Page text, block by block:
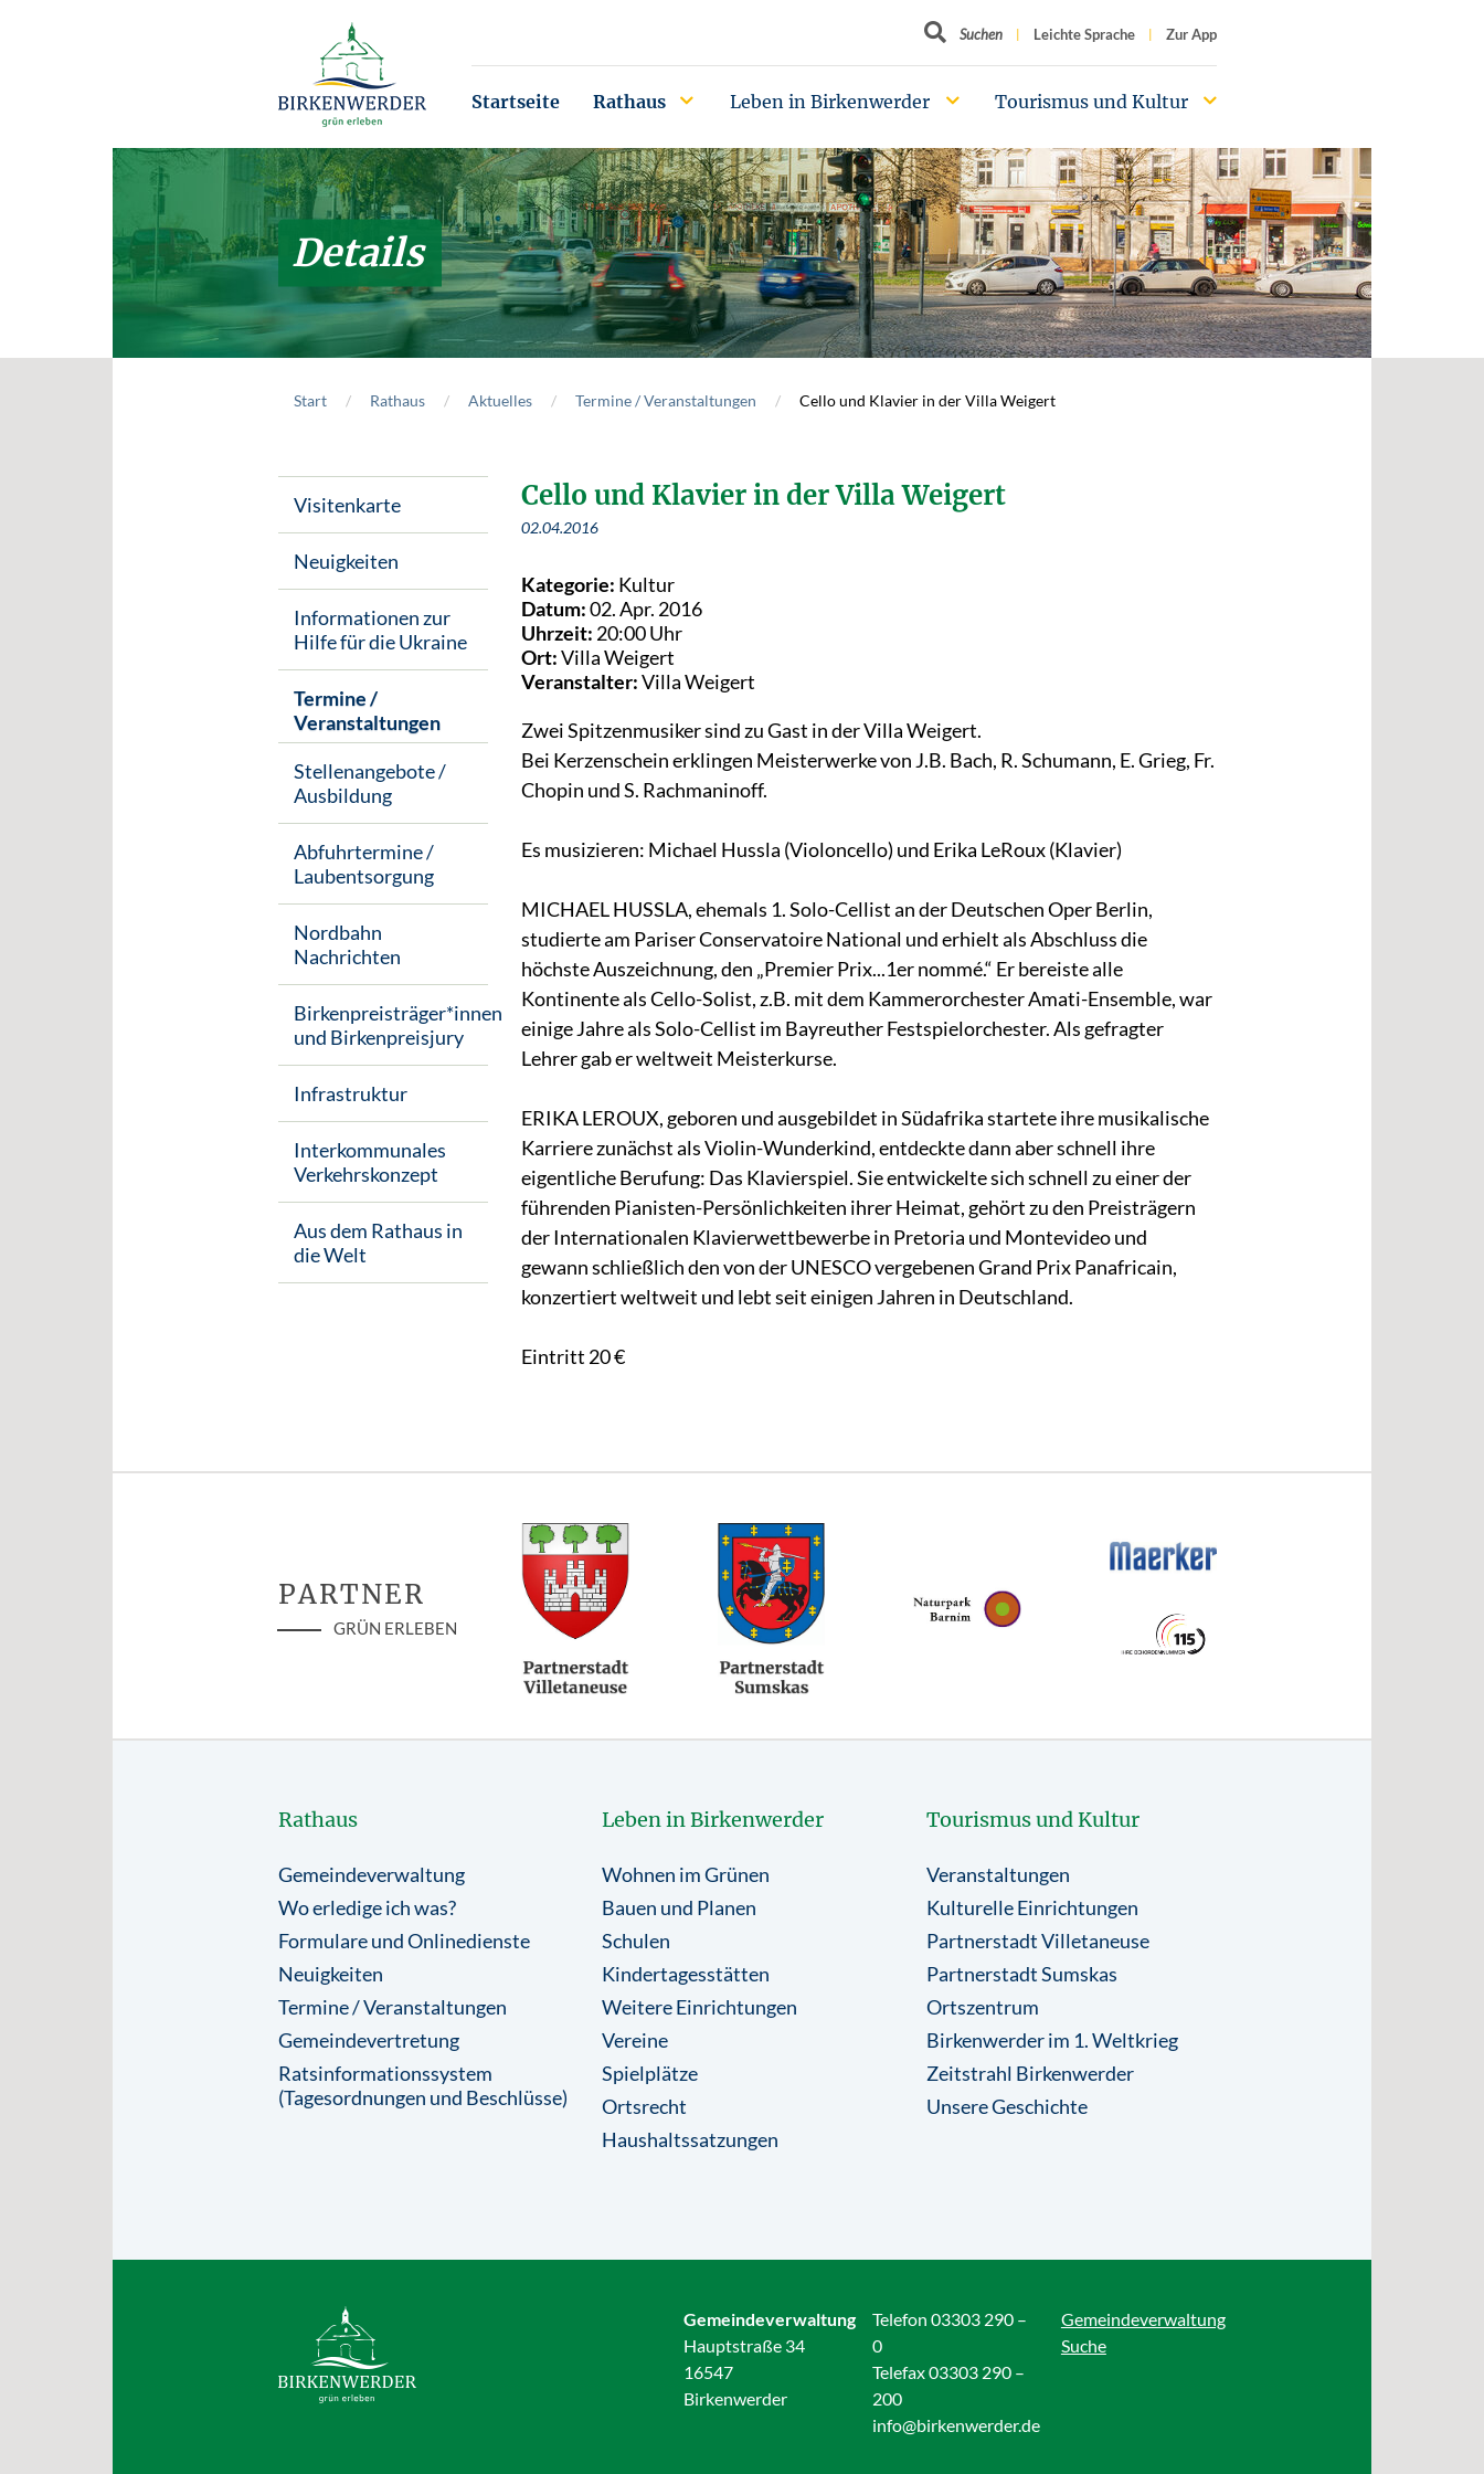
Suchbegriff
Suchen Leichte Sprache Zur App
Startseite Rathaus Leben in Birkenwerder Tourismus und Kultur
Details
Start Rathaus Aktuelles Termine / Veranstaltungen Cello und Klavier in der Villa Weigert
Visitenkarte
Neuigkeiten
Informationen zur
Hilfe für die Ukraine
Termine /
Veranstaltungen
Stellenangebote /
Ausbildung
Abfuhrtermine /
Laubentsorgung
Nordbahn
Nachrichten
Birkenpreisträger*innen
und Birkenpreisjury
Infrastruktur
Interkommunales
Verkehrskonzept
Aus dem Rathaus in
die Welt
Cello und Klavier in der Villa Weigert
02.04.2016
Kategorie: Kultur
Datum:02. Apr. 2016
Uhrzeit: 20:00 Uhr
Ort:Villa Weigert
Veranstalter:Villa Weigert
Zwei Spitzenmusiker sind zu Gast in der Villa Weigert.
Bei Kerzenschein erklingen Meisterwerke von J.B. Bach, R. Schumann, E. Grieg, Fr.
Chopin und S. Rachmaninoff.
Es musizieren: Michael Hussla (Violoncello) und Erika LeRoux (Klavier)
MICHAEL HUSSLA, ehemals 1. Solo-Cellist an der Deutschen Oper Berlin,
studierte am Pariser Conservatoire National und erhielt als Abschluss die
höchste Auszeichnung, den „Premier Prix...1er nommé.“ Er bereiste alle
Kontinente als Cello-Solist, z.B. mit dem Kammerorchester Amati-Ensemble, war
einige Jahre als Solo-Cellist im Bayreuther Festspielorchester. Als gefragter
Lehrer gab er weltweit Meisterkurse.
ERIKA LEROUX, geboren und ausgebildet in Südafrika startete ihre musikalische
Karriere zunächst als Violin-Wunderkind, entdeckte dann aber schnell ihre
eigentliche Berufung: Das Klavierspiel. Sie entwickelte sich schnell zu einer der
führenden Pianisten-Persönlichkeiten ihrer Heimat, gehört zu den Preisträgern
der Internationalen Klavierwettbewerbe in Pretoria und Montevideo und
gewann schließlich den von der UNESCO vergebenen Grand Prix Panafricain,
konzertiert weltweit und lebt seit einigen Jahren in Deutschland.
Eintritt 20 €
PARTNER
GRÜN ERLEBEN
Rathaus
Gemeindeverwaltung
Wo erledige ich was?
Formulare und Onlinedienste
Neuigkeiten
Termine / Veranstaltungen
Gemeindevertretung
Ratsinformationssystem
(Tagesordnungen und Beschlüsse)
Leben in Birkenwerder
Wohnen im Grünen
Bauen und Planen
Schulen
Kindertagesstätten
Weitere Einrichtungen
Vereine
Spielplätze
Ortsrecht
Haushaltssatzungen
Tourismus und Kultur
Veranstaltungen
Kulturelle Einrichtungen
Partnerstadt Villetaneuse
Partnerstadt Sumskas
Ortszentrum
Birkenwerder im 1. Weltkrieg
Zeitstrahl Birkenwerder
Unsere Geschichte
Gemeindeverwaltung
Hauptstraße 34
16547
Birkenwerder
Telefon 03303 290 –
0
Telefax 03303 290 –
200
info@birkenwerder.de
Gemeindeverwaltung
Suche